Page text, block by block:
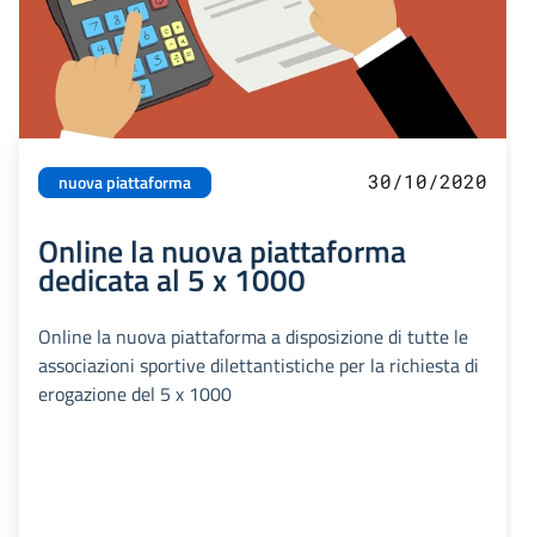
nuova piattaforma 30/10/2020
Online la nuova piattaforma
dedicata al 5 x 1000
Online la nuova piattaforma a disposizione di tutte le
associazioni sportive dilettantistiche per la richiesta di
erogazione del 5 x 1000